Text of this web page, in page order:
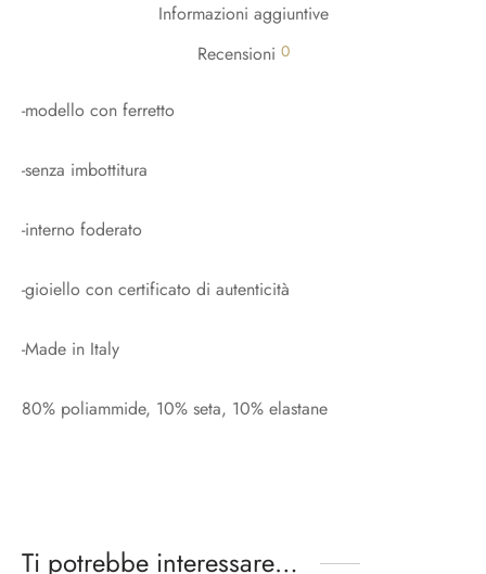
Informazioni aggiuntive
Recensioni 0
-modello con ferretto
-senza imbottitura
-interno foderato
-gioiello con certificato di autenticità
-Made in Italy
80% poliammide, 10% seta, 10% elastane
Ti potrebbe interessare…